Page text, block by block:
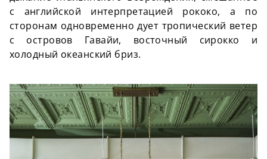
с английской интерпретацией рококо, а по
сторонам одновременно дует тропический ветер
с островов Гавайи, восточный сирокко и
холодный океанский бриз.